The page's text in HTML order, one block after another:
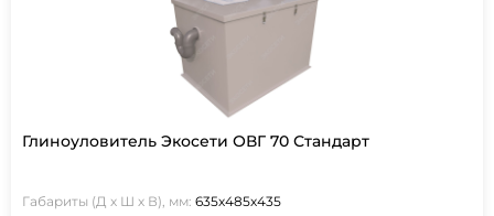
Глиноуловитель Экосети ОВГ 70 Стандарт
Габариты (Д х Ш х В), мм: 635х485х435